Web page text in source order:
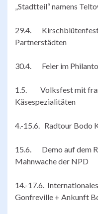
„Stadtteil“ namens
29.4. Kirschblütenfest
Partnerstädten
30.4. Feier im
1.5. Volksfest mit
Käsespezialitäten
4.-15.6. Radtour Bodo
15.6. Demo auf dem
Mahnwache der NPD
14.-17.6.
Gonfreville + Ankunft